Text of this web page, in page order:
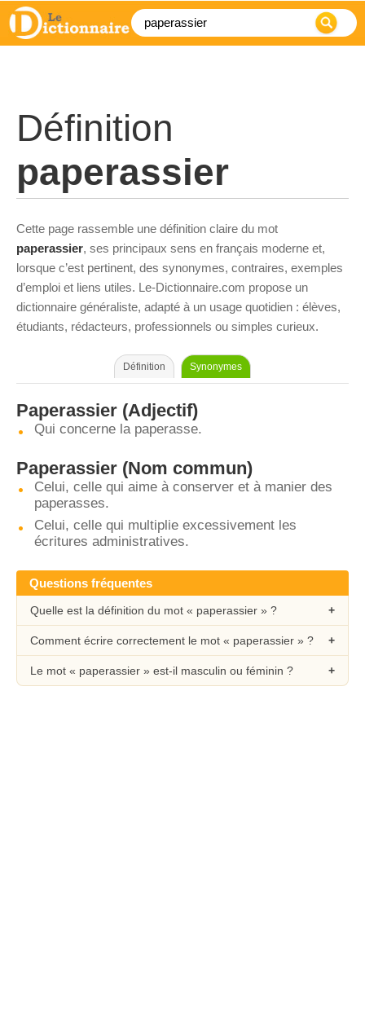
Définition
paperassier
Cette page rassemble une définition claire du mot
paperassier, ses principaux sens en français moderne et,
lorsque c’est pertinent, des synonymes, contraires, exemples
d’emploi et liens utiles. Le-Dictionnaire.com propose un
dictionnaire généraliste, adapté à un usage quotidien : élèves,
étudiants, rédacteurs, professionnels ou simples curieux.
Définition Synonymes
Paperassier (Adjectif)
Qui concerne la paperasse.
Paperassier (Nom commun)
Celui, celle qui aime à conserver et à manier des
paperasses.
Celui, celle qui multiplie excessivement les
écritures administratives.
Questions fréquentes
Quelle est la définition du mot « paperassier » ?
Comment écrire correctement le mot « paperassier » ?
Le mot « paperassier » est-il masculin ou féminin ?